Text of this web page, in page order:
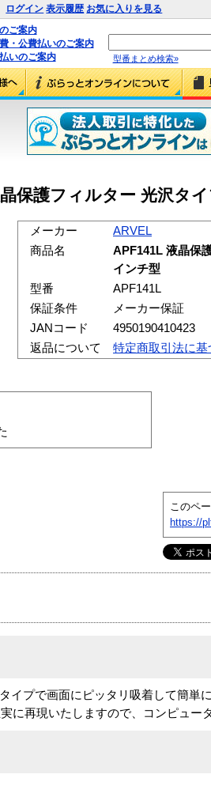
ログイン 表示履歴 お気に入りを見る
ご案内
・公費払いのご案内
いのご案内
型番まとめ検索»
保護フィルター 光沢タ
メーカー
ARVEL
商品名
APF141L 液晶保
インチ型
型番
APF141L
保証条件
メーカー保証
JANコード
4950190410423
返品について
特定商取引法に基
このペ
https://
イプで画面にピッタリ吸着して簡単
に再現いたしますので、コンピュー